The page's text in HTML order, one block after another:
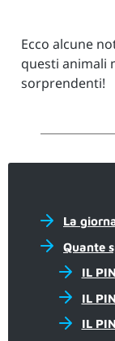
Ecco alcune
questi animali
sorprendenti!
La
Quante
IL
IL
IL